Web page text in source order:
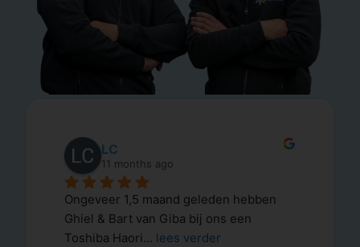
LC
11 months ago
Ongeveer 1,5 maand geleden hebben
Ghiel & Bart van Giba bij ons een
Toshiba Haori... lees verder